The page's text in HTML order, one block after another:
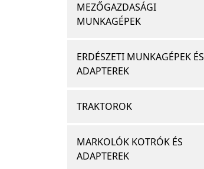
MEZŐGAZDASÁGI
MUNKAGÉPEK
ERDÉSZETI MUNKAGÉPEK ÉS
ADAPTEREK
TRAKTOROK
MARKOLÓK KOTRÓK ÉS
ADAPTEREK